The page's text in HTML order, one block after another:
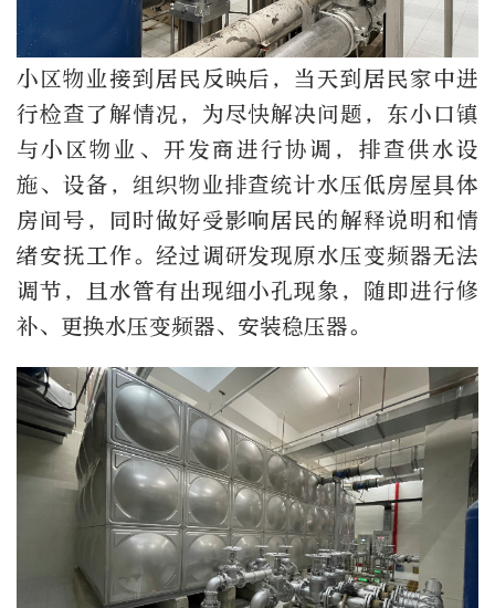
小区物业接到居民反映后，当天到居民家中进
行检查了解情况，为尽快解决问题，东小口镇
与小区物业、开发商进行协调，排查供水设
施、设备，组织物业排查统计水压低房屋具体
房间号，同时做好受影响居民的解释说明和情
绪安抚工作。经过调研发现原水压变频器无法
调节，且水管有出现细小孔现象，随即进行修
补、更换水压变频器、安装稳压器。